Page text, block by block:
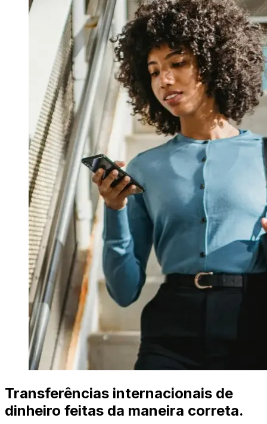
Transferências internacionais de
dinheiro feitas da maneira correta.